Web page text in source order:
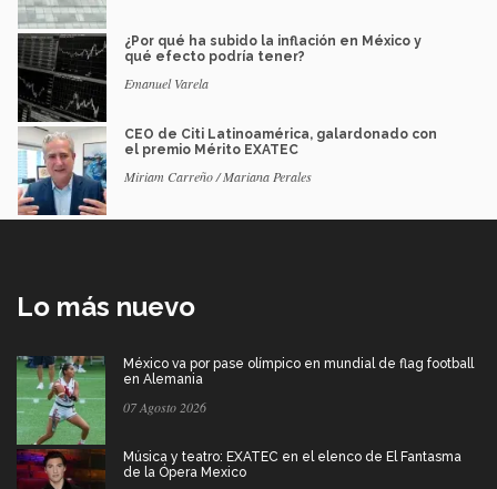
¿Por qué ha subido la inflación en México y
qué efecto podría tener?
Emanuel Varela
CEO de Citi Latinoamérica, galardonado con
el premio Mérito EXATEC
Miriam Carreño / Mariana Perales
Lo más nuevo
México va por pase olímpico en mundial de flag football
en Alemania
07 Agosto 2026
Música y teatro: EXATEC en el elenco de El Fantasma
de la Ópera Mexico